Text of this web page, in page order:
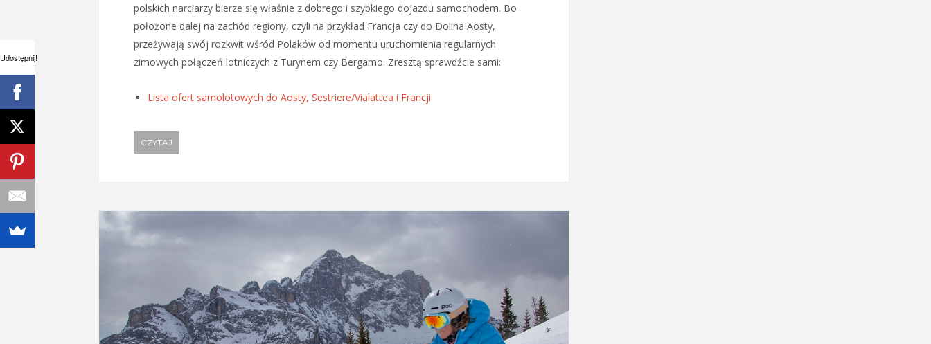
polskich narciarzy bierze się właśnie z dobrego i szybkiego dojazdu samochodem. Bo
położone dalej na zachód regiony, czyli na przykład Francja czy do Dolina Aosty,
przeżywają swój rozkwit wśród Polaków od momentu uruchomienia regularnych
zimowych połączeń lotniczych z Turynem czy Bergamo. Zresztą sprawdźcie sami:
Lista ofert samolotowych do Aosty, Sestriere/Vialattea i Francji
CZYTAJ
Udostępnij!